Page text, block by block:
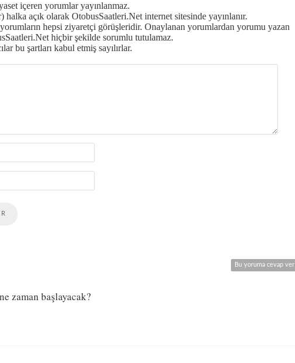
içeren yorumlar yayınlanmaz.
açık olarak OtobusSaatleri.Net internet sitesinde yayınlanır.
hepsi ziyaretçi görüşleridir. Onaylanan yorumlardan yorumu yazan
hiçbir şekilde sorumlu tutulamaz.
bu şartları kabul etmiş sayılırlar.
Bu yoruma cevap ver
zaman başlayacak?